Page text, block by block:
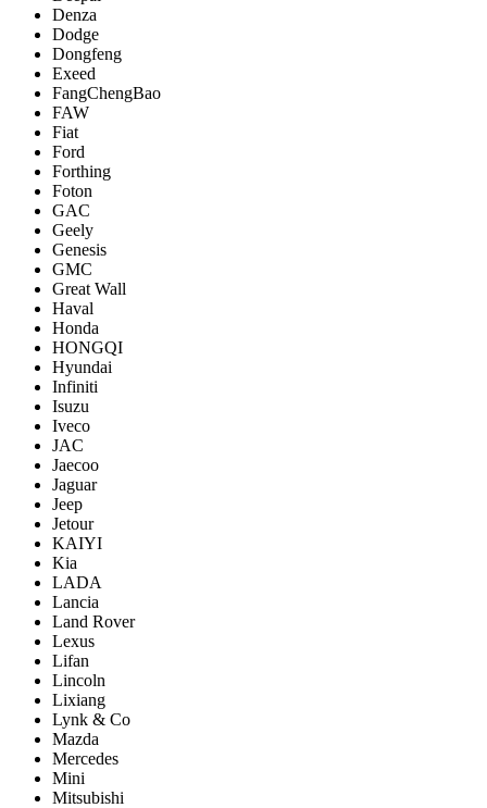
Denza
Dodge
Dongfeng
Exeed
FangChengBao
FAW
Fiat
Ford
Forthing
Foton
GAC
Geely
Genesis
GMC
Great Wall
Haval
Honda
HONGQI
Hyundai
Infiniti
Isuzu
Iveco
JAC
Jaecoo
Jaguar
Jeep
Jetour
KAIYI
Kia
LADA
Lancia
Land Rover
Lexus
Lifan
Lincoln
Lixiang
Lynk & Co
Mazda
Mercedes
Mini
Mitsubishi